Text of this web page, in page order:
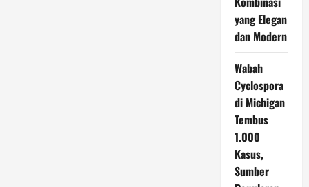
yang Elegan
dan Modern
Wabah
Cyclospora
di Michigan
Tembus
1.000
Kasus,
Sumber